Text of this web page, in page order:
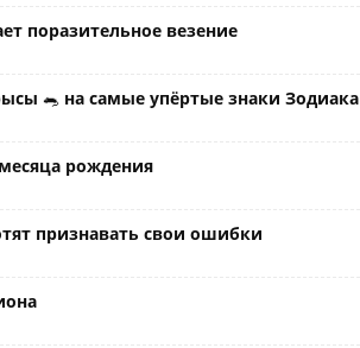
поразительное везение
🐀 на самые упёртые знаки Зодиака
рождения
признавать свои ошибки